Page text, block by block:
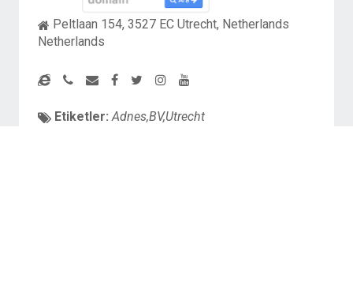
Peltlaan 154, 3527 EC Utrecht, Netherlands
Netherlands
Etiketler: Adnes,BV,Utrecht